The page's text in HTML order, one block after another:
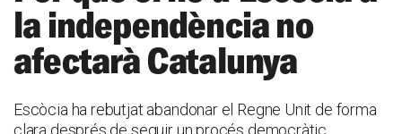
la independència no
afectarà Catalunya
Escòcia ha rebutjat abandonar el Regne Unit de forma
clara després de seguir un procés democràtic